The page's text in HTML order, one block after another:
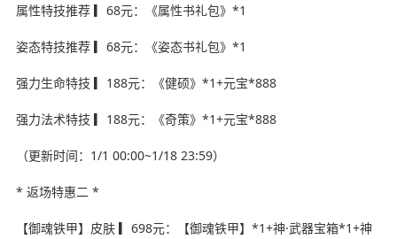
属性特技推荐 ▎68元：《属性书礼包》*1
姿态特技推荐 ▎68元：《姿态书礼包》*1
强力生命特技 ▎188元：《健硕》*1+元宝*888
强力法术特技 ▎188元：《奇策》*1+元宝*888
（更新时间：1/1 00:00~1/18 23:59）
* 返场特惠二 *
【御魂铁甲】皮肤 ▎698元：【御魂铁甲】*1+神·武器宝箱*1+神